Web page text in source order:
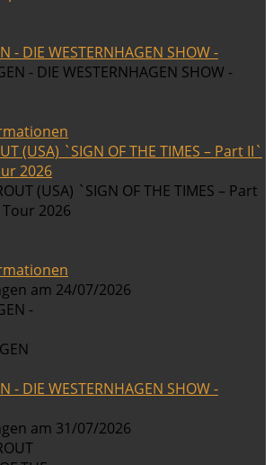
- DIE WESTERNHAGEN SHOW -
(USA) `SIGN OF THE TIMES – Part II`
2026
am 24/07/2026
- DIE WESTERNHAGEN SHOW -
am 31/07/2026